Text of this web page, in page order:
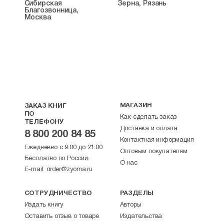
Сибирская
Благозвонница,
Москва
Зерна, Рязань
ЗАКАЗ КНИГ
ПО
ТЕЛЕФОНУ
8 800 200 84 85
Ежедневно с 9:00 до 21:00
Бесплатно по России.
E-mail: order@zyorna.ru
МАГАЗИН
Как сделать заказ
Доставка и оплата
Контактная информация
Оптовым покупателям
О нас
СОТРУДНИЧЕСТВО
Издать книгу
Оставить отзыв о товаре
РАЗДЕЛЫ
Авторы
Издательства